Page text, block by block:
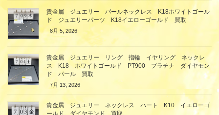
貴金属 ジュエリー パールネックレス K18ホワイトゴール
ド ジュエリーパーツ K18イエローゴールド 買取
8月 5, 2026
貴金属 ジュエリー リング 指輪 イヤリング ネックレ
ス K18 ホワイトゴールド PT900 プラチナ ダイヤモン
ド パール 買取
7月 13, 2026
貴金属 ジュエリー ネックレス ハート K10 イエローゴ
ールド ダイヤモンド 買取